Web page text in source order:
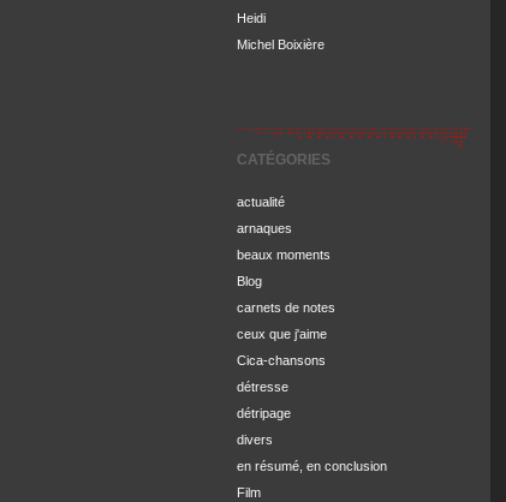
Heidi
Michel Boixière
CATÉGORIES
actualité
arnaques
beaux moments
Blog
carnets de notes
ceux que j'aime
Cica-chansons
détresse
détripage
divers
en résumé, en conclusion
Film